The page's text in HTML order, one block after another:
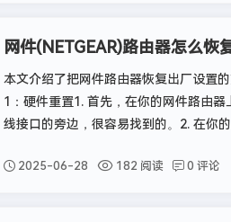
网件网件(NETGEAR)路由器怎么恢
本文介绍了把网件路由器恢复出厂设置
1：硬件重置1. 首先，在你的网件路由
线接口的旁边，很容易找到的。2. 在你
2025-06-28 182 阅读 0 评论